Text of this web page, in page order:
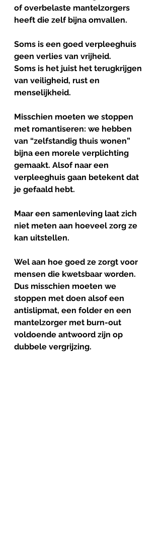
of overbelaste mantelzorgers
heeft die zelf bijna omvallen.
Soms is een goed verpleeghuis
geen verlies van vrijheid.
Soms is het juist het terugkrijgen
van veiligheid, rust en
menselijkheid.
Misschien moeten we stoppen
met romantiseren: we hebben
van “zelfstandig thuis wonen”
bijna een morele verplichting
gemaakt. Alsof naar een
verpleeghuis gaan betekent dat
je gefaald hebt.
Maar een samenleving laat zich
niet meten aan hoeveel zorg ze
kan uitstellen.
Wel aan hoe goed ze zorgt voor
mensen die kwetsbaar worden.
Dus misschien moeten we
stoppen met doen alsof een
antislipmat, een folder en een
mantelzorger met burn-out
voldoende antwoord zijn op
dubbele vergrijzing.